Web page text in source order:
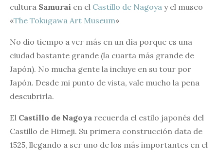
cultura Samurai en el Castillo de Nagoya y el museo
«The Tokugawa Art Museum»
No dio tiempo a ver más en un día porque es una
ciudad bastante grande (la cuarta más grande de
Japón). No mucha gente la incluye en su tour por
Japón. Desde mi punto de vista, vale mucho la pena
descubrirla.
El Castillo de Nagoya recuerda el estilo japonés del
Castillo de Himeji. Su primera construcción data de
1525, llegando a ser uno de los más importantes en el